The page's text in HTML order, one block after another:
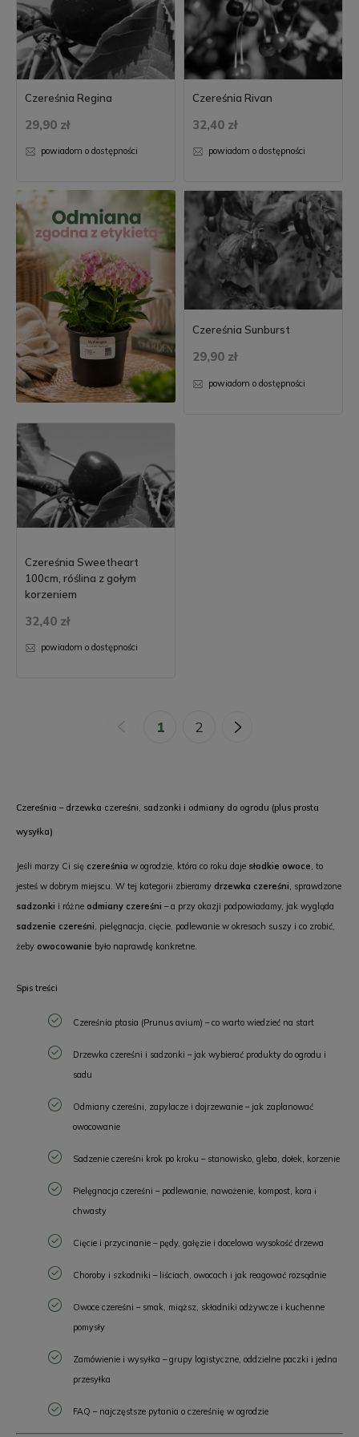
Czereśnia Regina
29,90 zł
powiadom o dostępności
Czereśnia Rivan
32,40 zł
powiadom o dostępności
Czereśnia Sunburst
29,90 zł
powiadom o dostępności
Czereśnia Sweetheart
100cm, róślina z gołym
korzeniem
32,40 zł
powiadom o dostępności
« 1 2 »
Czereśnia – drzewka czereśni, sadzonki i odmiany do ogrodu (plus prosta
wysyłka)
Jeśli marzy Ci się czereśnia w ogrodzie, która co roku daje słodkie owoce, to
jesteś w dobrym miejscu. W tej kategorii zbieramy drzewka czereśni, sprawdzone
sadzonki i różne odmiany czereśni – a przy okazji podpowiadamy, jak wygląda
sadzenie czereśni, pielęgnacja, cięcie, podlewanie w okresach suszy i co zrobić,
żeby owocowanie było naprawdę konkretne.
Spis treści
Czereśnia ptasia (Prunus avium) – co warto wiedzieć na start
Drzewka czereśni i sadzonki – jak wybierać produkty do ogrodu i
sadu
Odmiany czereśni, zapylacze i dojrzewanie – jak zaplanować
owocowanie
Sadzenie czereśni krok po kroku – stanowisko, gleba, dołek, korzenie
Pielęgnacja czereśni – podlewanie, nawożenie, kompost, kora i
chwasty
Cięcie i przycinanie – pędy, gałęzie i docelowa wysokość drzewa
Choroby i szkodniki – liściach, owocach i jak reagować rozsądnie
Owoce czereśni – smak, miąższ, składniki odżywcze i kuchenne
pomysły
Zamówienie i wysyłka – grupy logistyczne, oddzielne paczki i jedna
przesyłka
FAQ – najczęstsze pytania o czereśnię w ogrodzie